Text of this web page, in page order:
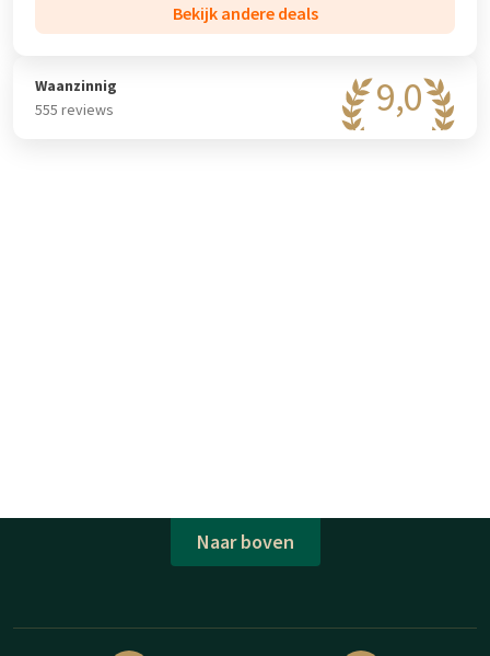
Bekijk andere deals
9,0
Waanzinnig
555 reviews
Naar boven